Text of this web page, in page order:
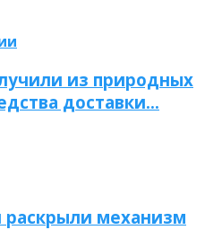
из природных
доставки…
механизм